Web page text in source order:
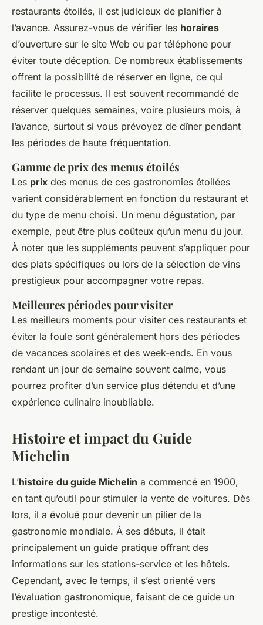
restaurants étoilés, il est judicieux de planifier à
l’avance. Assurez-vous de vérifier les horaires
d’ouverture sur le site Web ou par téléphone pour
éviter toute déception. De nombreux établissements
offrent la possibilité de réserver en ligne, ce qui
facilite le processus. Il est souvent recommandé de
réserver quelques semaines, voire plusieurs mois, à
l’avance, surtout si vous prévoyez de dîner pendant
les périodes de haute fréquentation.
Gamme de prix des menus étoilés
Les prix des menus de ces gastronomies étoilées
varient considérablement en fonction du restaurant et
du type de menu choisi. Un menu dégustation, par
exemple, peut être plus coûteux qu’un menu du jour.
À noter que les suppléments peuvent s’appliquer pour
des plats spécifiques ou lors de la sélection de vins
prestigieux pour accompagner votre repas.
Meilleures périodes pour visiter
Les meilleurs moments pour visiter ces restaurants et
éviter la foule sont généralement hors des périodes
de vacances scolaires et des week-ends. En vous
rendant un jour de semaine souvent calme, vous
pourrez profiter d’un service plus détendu et d’une
expérience culinaire inoubliable.
Histoire et impact du Guide
Michelin
L’histoire du guide Michelin a commencé en 1900,
en tant qu’outil pour stimuler la vente de voitures. Dès
lors, il a évolué pour devenir un pilier de la
gastronomie mondiale. À ses débuts, il était
principalement un guide pratique offrant des
informations sur les stations-service et les hôtels.
Cependant, avec le temps, il s’est orienté vers
l’évaluation gastronomique, faisant de ce guide un
prestige incontesté.